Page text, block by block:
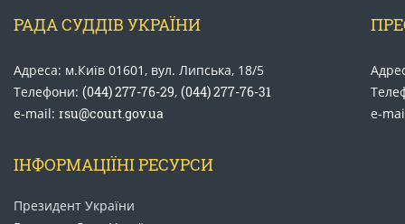
РАДА СУДДІВ УКРАЇНИ
Адреса: м.Київ 01601, вул. Липська, 18/5
Телефони: (044) 277-76-29, (044) 277-76-31
e-mail: rsu@court.gov.ua
e-
ІНФОРМАЦІЇНІ РЕСУРСИ
Президент України